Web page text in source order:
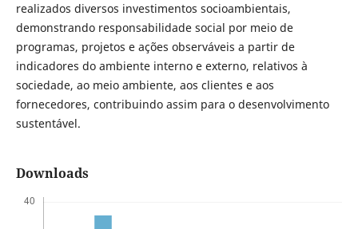
realizados diversos investimentos socioambientais,
demonstrando responsabilidade social por meio de
programas, projetos e ações observáveis a partir de
indicadores do ambiente interno e externo, relativos à
sociedade, ao meio ambiente, aos clientes e aos
fornecedores, contribuindo assim para o desenvolvimento
sustentável.
Downloads